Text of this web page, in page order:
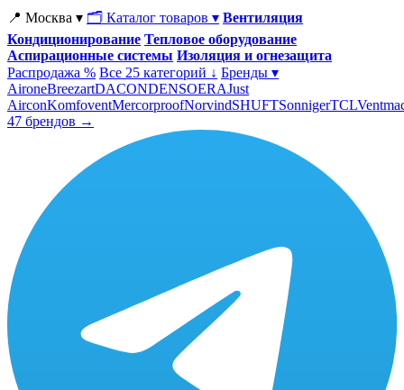
📍 Москва ▾ 🗂 Каталог товаров ▾ Вентиляция
Кондиционирование Тепловое оборудование
Аспирационные системы Изоляция и огнезащита
Распродажа % Все 25 категорий ↓ Бренды ▾
AironeBreezartDACONDENSOERAJust
AirconKomfoventMercorproofNorvindSHUFTSonnigerTCL
47 брендов →